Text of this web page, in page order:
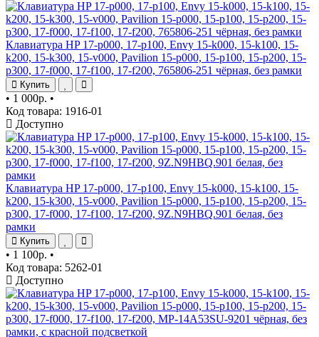
Клавиатура HP 17-p000, 17-p100, Envy 15-k000, 15-k100, 15-
k200, 15-k300, 15-v000, Pavilion 15-p000, 15-p100, 15-p200, 15-
p300, 17-f000, 17-f100, 17-f200, 765806-251 чёрная, без рамки
Купить
• 1 000р. •
Код товара: 1916-01
Доступно
Клавиатура HP 17-p000, 17-p100, Envy 15-k000, 15-k100, 15-
k200, 15-k300, 15-v000, Pavilion 15-p000, 15-p100, 15-p200, 15-
p300, 17-f000, 17-f100, 17-f200, 9Z.N9HBQ.901 белая, без
рамки
Купить
• 1 100р. •
Код товара: 5262-01
Доступно